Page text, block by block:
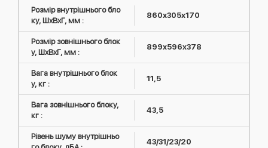
Розмір внутрішнього бло
ку, ШxВxГ, мм :
860х305х170
Розмір зовнішнього блок
у, ШxВxГ, мм :
899x596x378
Вага внутрішнього блок
у, кг :
11,5
Вага зовнішнього блоку,
кг :
43,5
Рівень шуму внутрішньо
43/31/23/20